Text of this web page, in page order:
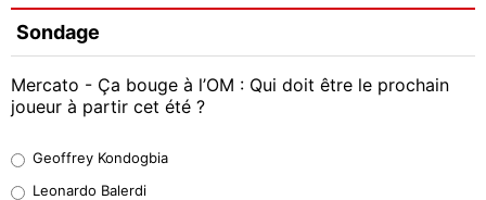
Sondage
Mercato - Ça bouge à l’OM : Qui doit être le prochain
joueur à partir cet été ?
38%
Geoffrey Kondogbia
Leonardo Balerdi